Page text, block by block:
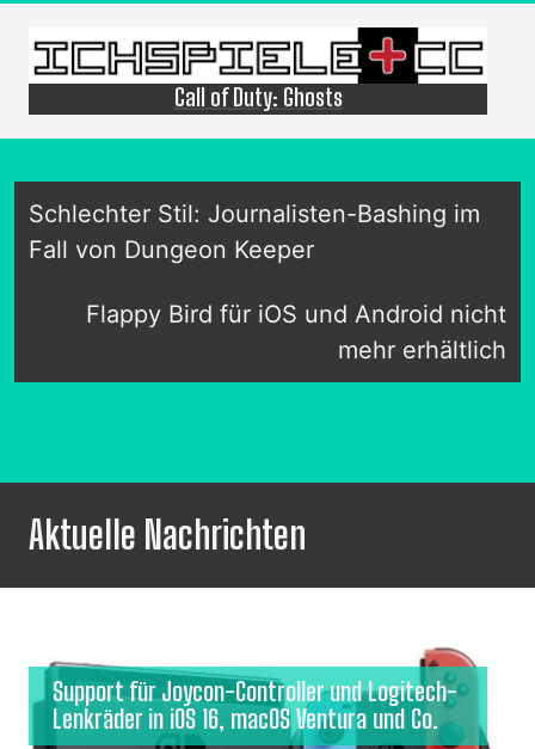
Call of Duty: Ghosts
Schlechter Stil: Journalisten-Bashing im
Fall von Dungeon Keeper
Flappy Bird für iOS und Android nicht
mehr erhältlich
Aktuelle Nachrichten
Support für Joycon-Controller und Logitech-
Lenkräder in iOS 16, macOS Ventura und Co.